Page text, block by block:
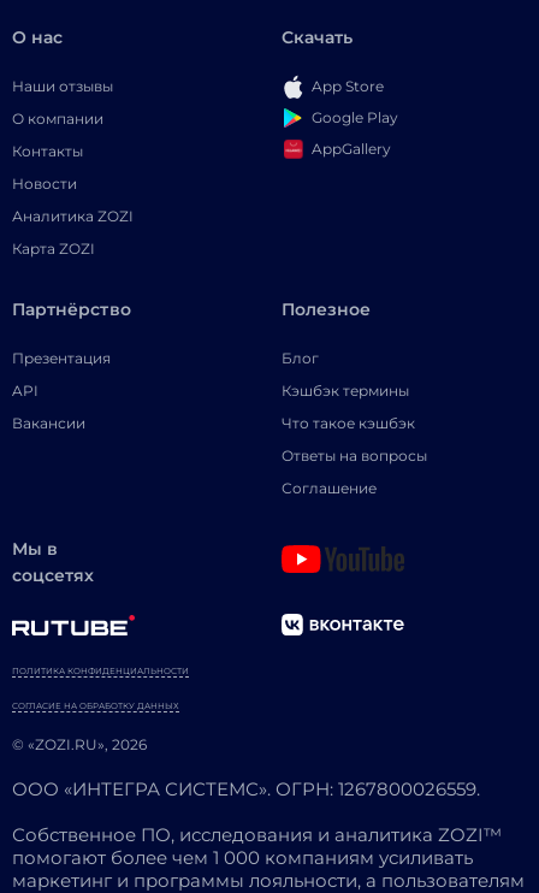
О нас
Наши отзывы
О компании
Контакты
Новости
Аналитика ZOZI
Карта ZOZI
Скачать
App Store
Google Play
AppGallery
Партнёрство
Презентация
API
Вакансии
Полезное
Блог
Кэшбэк термины
Что такое кэшбэк
Ответы на вопросы
Соглашение
Мы в
соцсетях
© «ZOZI.RU», 2026
ПОЛИТИКА КОНФИДЕНЦИАЛЬНОСТИ
СОГЛАСИЕ НА ОБРАБОТКУ ДАННЫХ
ООО «ИНТЕГРА СИСТЕМС». ОГРН: 1267800026559.
Собственное ПО, исследования и аналитика ZOZI™
помогают более чем 1 000 компаниям усиливать
маркетинг и программы лояльности, а пользователям